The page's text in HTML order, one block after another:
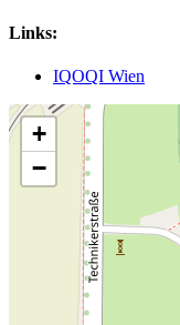
Links:
IQOQI Wien
+
−